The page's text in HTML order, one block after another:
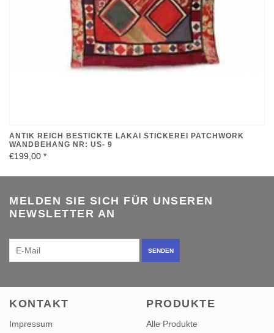
€199,00*
NEWSLETTER AN
KONTAKT
Impressum
AGB
PRODUKTE
Alle Produkte
Neue Produkte